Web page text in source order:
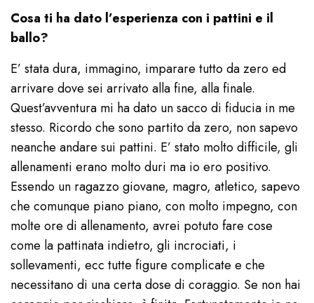
Cosa ti ha dato l’esperienza con i pattini e il
ballo?
E’ stata dura, immagino, imparare tutto da zero ed
arrivare dove sei arrivato alla fine, alla finale.
Quest’avventura mi ha dato un sacco di fiducia in me
stesso. Ricordo che sono partito da zero, non sapevo
neanche andare sui pattini. E’ stato molto difficile, gli
allenamenti erano molto duri ma io ero positivo.
Essendo un ragazzo giovane, magro, atletico, sapevo
che comunque piano piano, con molto impegno, con
molte ore di allenamento, avrei potuto fare cose
come la pattinata indietro, gli incrociati, i
sollevamenti, ecc tutte figure complicate e che
necessitano di una certa dose di coraggio. Se non hai